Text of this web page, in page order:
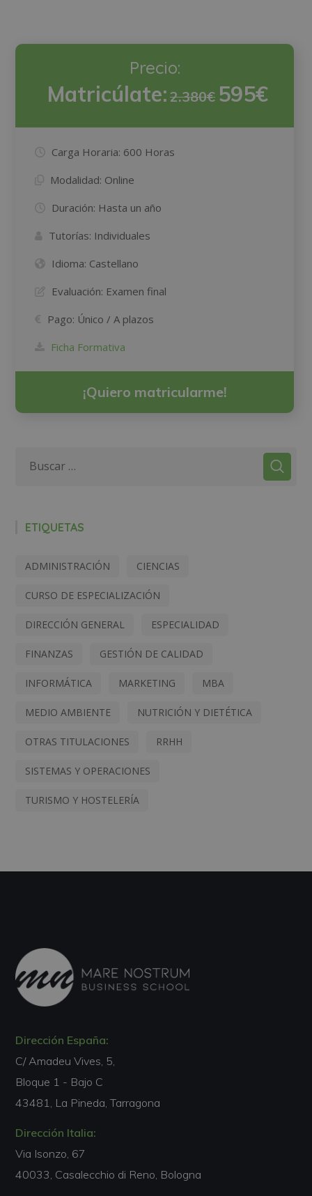
Precio:
Matricúlate:2.380€ 595€
Carga Horaria: 600 Horas
Modalidad: Online
Duración: Hasta un año
Tutorías: Individuales
Idioma: Castellano
Evaluación: Examen final
Pago: Único / A plazos
Ficha Formativa
¡Quiero matricularme!
ETIQUETAS
ADMINISTRACIÓN CIENCIAS
CURSO DE ESPECIALIZACIÓN
DIRECCIÓN GENERAL ESPECIALIDAD
FINANZAS GESTIÓN DE CALIDAD
INFORMÁTICA MARKETING MBA
MEDIO AMBIENTE NUTRICIÓN Y DIETÉTICA
OTRAS TITULACIONES RRHH
SISTEMAS Y OPERACIONES
TURISMO Y HOSTELERÍA
Dirección España:
C/ Amadeu Vives, 5,
Bloque 1 - Bajo C
43481, La Pineda, Tarragona
Dirección Italia:
Via Isonzo, 67
40033, Casalecchio di Reno, Bologna